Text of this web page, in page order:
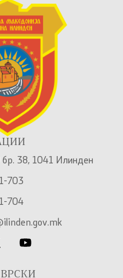
бр. 38, 1041 Илинден
703
704